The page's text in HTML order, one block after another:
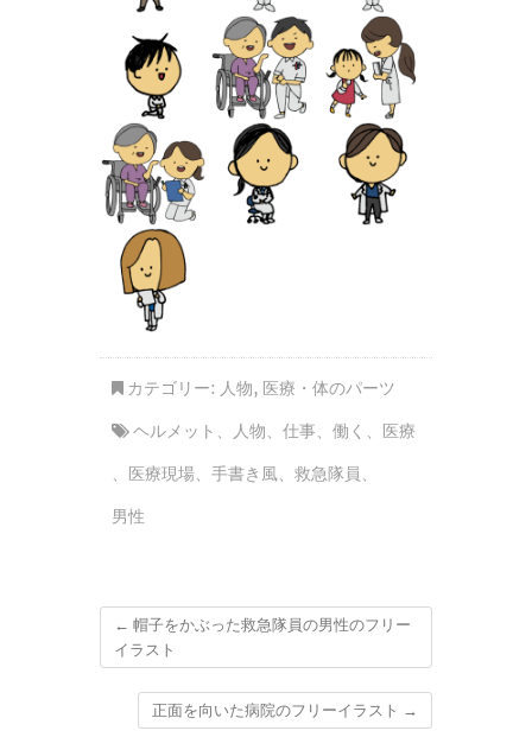
カテゴリー: 人物, 医療・体のパーツ
ヘルメット 、 人物、 仕事、 働く 、 医療
、 医療現場、 手書き風、 救急隊員 、
男性
← 帽子をかぶった救急隊員の男性のフリー
イラスト
正面を向いた病院のフリーイラスト →